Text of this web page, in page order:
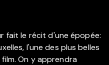
fait le récit d'une épopée:
l'une des plus belles
On y apprendra